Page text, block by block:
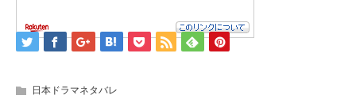
日本ドラマネタバレ